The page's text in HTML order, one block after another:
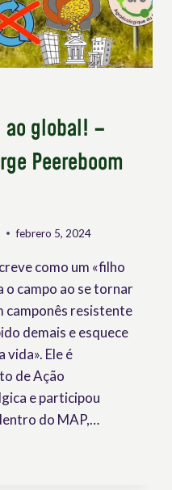
ao global! –
Peereboom
febrero 5, 2024
como um «filho
o campo ao se tornar
resistente
demais e esquece
Ele é
de Ação
e participou
do MAP,…